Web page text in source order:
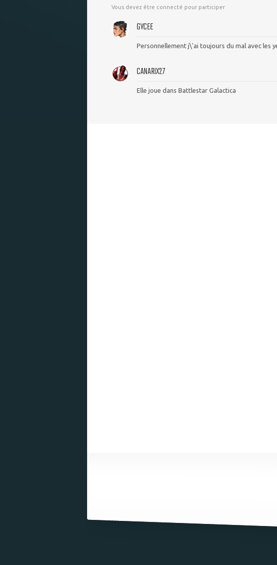
Vous devez être connecté pour participer
GYCEE
Personnellement j\'ai toujours du mal avec les
CANARIX27
Elle joue dans Battlestar Galactica